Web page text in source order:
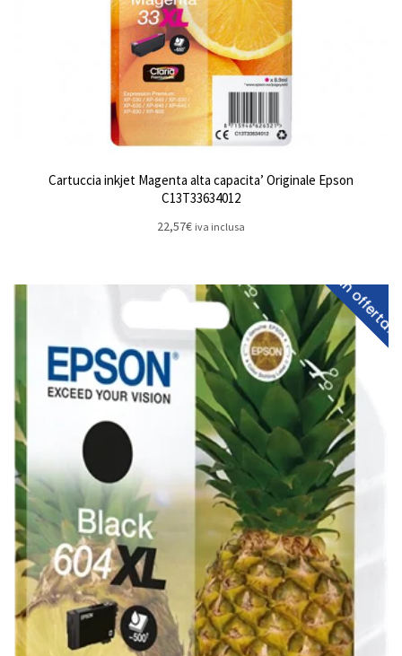
Cartuccia inkjet Magenta alta capacita’ Originale Epson
C13T33634012
22,57€ iva inclusa
In offerta!